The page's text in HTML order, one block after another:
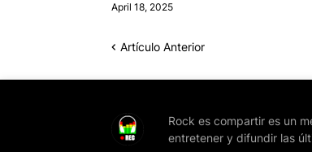
April 18, 2025
Artículo Anterior
Rock es compartir es un
entretener y difundir las